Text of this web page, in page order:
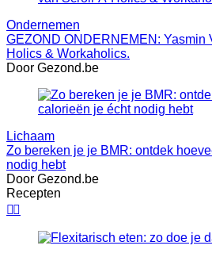
Ondernemen
GEZOND ONDERNEMEN: Yasmin
Holics & Workaholics.
Door Gezond.be
Lichaam
Zo bereken je je BMR: ontdek
nodig hebt
Door Gezond.be
Recepten
